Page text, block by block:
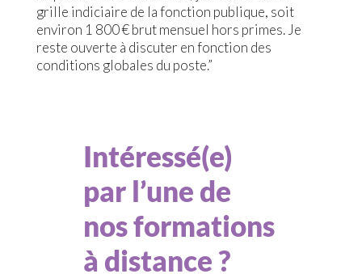
grille indiciaire de la fonction publique, soit
environ 1 800 € brut mensuel hors primes. Je
reste ouverte à discuter en fonction des
conditions globales du poste.”
Intéressé(e)
par l’une de
nos formations
à distance ?